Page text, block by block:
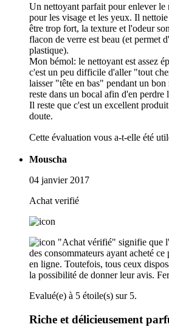
Un nettoyant parfait pour enlever
pour les visage et les yeux. Il
être trop fort, la texture et l'odeur
flacon de verre est beau (et permet
plastique).
Mon bémol: le nettoyant est assez
c'est un peu difficile d'aller "tout
laisser "tête en bas" pendant un
reste dans un bocal afin d'en perdre
Il reste que c'est un excellent
doute.
Cette évaluation vous a-t-elle été
Mouscha
04 janvier 2017
Achat verifié
"Achat vérifié" signifie que
des consommateurs ayant acheté
en ligne. Toutefois, tous ceux
la possibilité de donner leur avis.
Evalué(e) à 5 étoile(s) sur 5.
Riche et délicieusement